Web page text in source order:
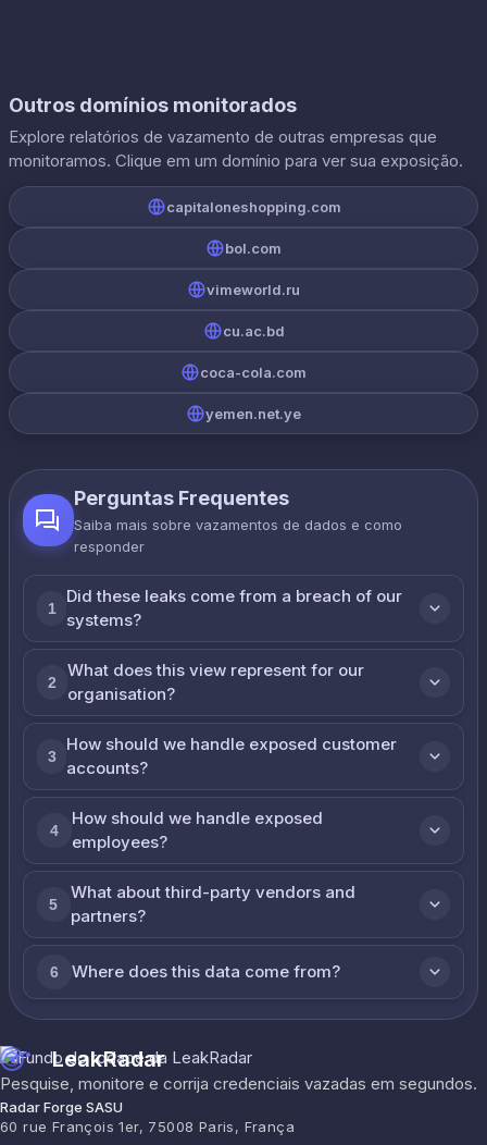
Outros domínios monitorados
Explore relatórios de vazamento de outras empresas que
monitoramos. Clique em um domínio para ver sua exposição.
capitaloneshopping.com
bol.com
vimeworld.ru
cu.ac.bd
coca-cola.com
yemen.net.ye
Perguntas Frequentes
Saiba mais sobre vazamentos de dados e como
responder
1
Did these leaks come from a breach of our
systems?
2
What does this view represent for our
organisation?
3
How should we handle exposed customer
accounts?
4
How should we handle exposed
employees?
5
What about third-party vendors and
partners?
6 Where does this data come from?
LeakRadar
Pesquise, monitore e corrija credenciais vazadas em segundos.
Radar Forge SASU
60 rue François 1er, 75008 Paris, França